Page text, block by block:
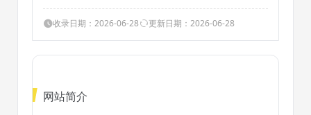
收录日期：2026-06-28 更新日期：2026-06-28
网站简介